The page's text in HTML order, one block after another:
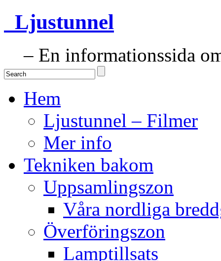
Ljustunnel
– En informationssida
Hem
Ljustunnel – Filmer
Mer info
Tekniken bakom
Uppsamlingszon
Våra nordliga
Överföringszon
Lamptillsats